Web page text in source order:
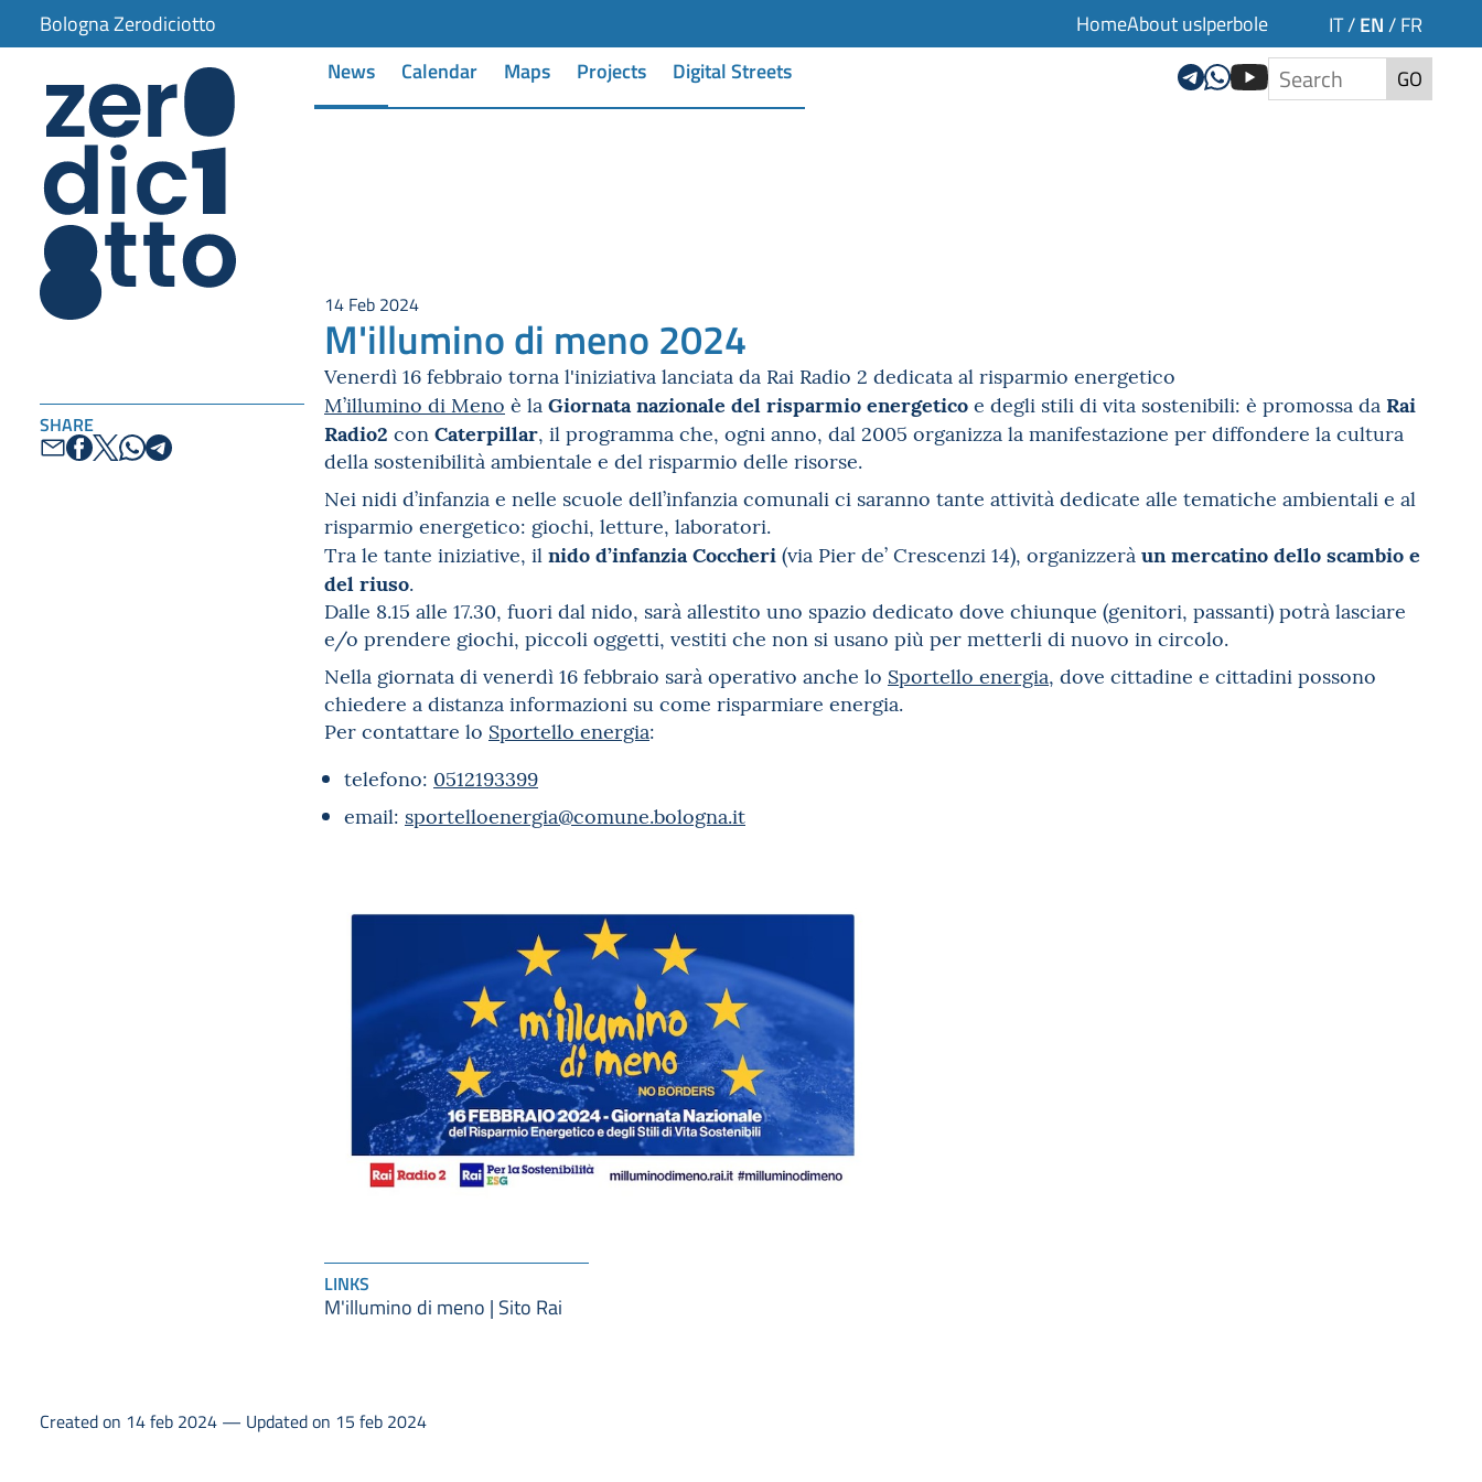
Bologna Zerodiciotto HomeAbout usIperbole IT/ EN / FR
News Calendar Maps Projects Digital Streets GO
SHARE
14 Feb 2024
M'illumino di meno 2024
Venerdì 16 febbraio torna l'iniziativa lanciata da Rai Radio 2 dedicata al risparmio energetico
M’illumino di Meno è la Giornata nazionale del risparmio energetico e degli stili di vita sostenibili: è promossa da Rai
Radio2 con Caterpillar, il programma che, ogni anno, dal 2005 organizza la manifestazione per diffondere la cultura
della sostenibilità ambientale e del risparmio delle risorse.
Nei nidi d’infanzia e nelle scuole dell’infanzia comunali ci saranno tante attività dedicate alle tematiche ambientali e al
risparmio energetico: giochi, letture, laboratori.
Tra le tante iniziative, il nido d’infanzia Coccheri (via Pier de’ Crescenzi 14), organizzerà un mercatino dello scambio e
del riuso.
Dalle 8.15 alle 17.30, fuori dal nido, sarà allestito uno spazio dedicato dove chiunque (genitori, passanti) potrà lasciare
e/o prendere giochi, piccoli oggetti, vestiti che non si usano più per metterli di nuovo in circolo.
Nella giornata di venerdì 16 febbraio sarà operativo anche lo Sportello energia, dove cittadine e cittadini possono
chiedere a distanza informazioni su come risparmiare energia.
Per contattare lo Sportello energia:
telefono: 0512193399
email: sportelloenergia@comune.bologna.it
LINKS
M'illumino di meno | Sito Rai
Created on 14 feb 2024 — Updated on 15 feb 2024